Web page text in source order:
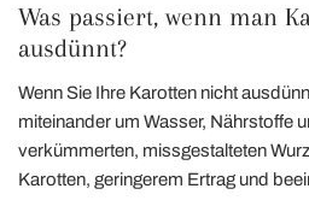
Was passiert, wenn man
ausdünnt?
Wenn Sie Ihre Karotten nicht
miteinander um Wasser, Nährstoffe
verkümmerten, missgestalteten
Karotten, geringerem Ertrag und